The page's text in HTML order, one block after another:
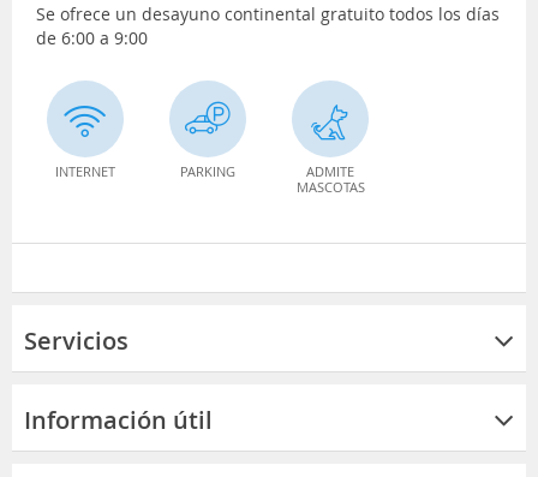
Se ofrece un desayuno continental gratuito todos los días
de 6:00 a 9:00
INTERNET PARKING
ADMITE
MASCOTAS
Servicios
Información útil